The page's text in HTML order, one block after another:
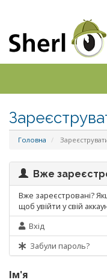
Головна
Вже
Вже зареєстровані?
щоб увійти у свій
Вхід
Забули пароль?
Ім'я